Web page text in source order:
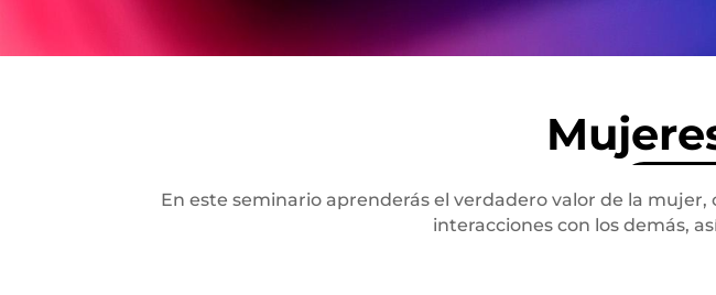
En este seminario aprenderás el verdadero valor de la
interacciones con los demás,